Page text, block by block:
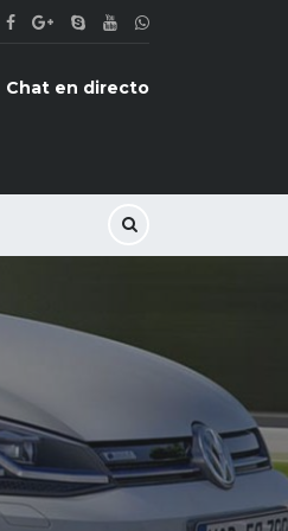
Chat en directo